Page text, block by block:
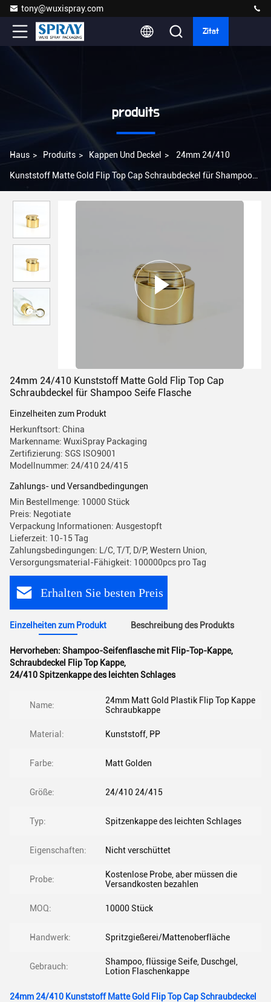
tony@wuxispray.com
Zitat
produits
Haus > Produits > Kappen Und Deckel > 24mm 24/410
Kunststoff Matte Gold Flip Top Cap Schraubdeckel für Shampoo
24mm 24/410 Kunststoff Matte Gold Flip Top Cap
Schraubdeckel für Shampoo Seife Flasche
Einzelheiten zum Produkt
Herkunftsort: China
Markenname: WuxiSpray Packaging
Zertifizierung: SGS ISO9001
Modellnummer: 24/410 24/415
Zahlungs- und Versandbedingungen
Min Bestellmenge: 10000 Stück
Preis: Negotiate
Verpackung Informationen: Ausgestopft
Lieferzeit: 10-15 Tag
Zahlungsbedingungen: L/C, T/T, D/P, Western Union,
Versorgungsmaterial-Fähigkeit: 100000pcs pro Tag
Erhalten Sie besten Preis
Einzelheiten zum Produkt Beschreibung des Produkts
Hervorheben: Shampoo-Seifenflasche mit Flip-Top-Kappe,
Schraubdeckel Flip Top Kappe,
24/410 Spitzenkappe des leichten Schlages
Name:
24mm Matt Gold Plastik Flip Top Kappe
Schraubkappe
Material: Kunststoff, PP
Farbe: Matt Golden
Größe: 24/410 24/415
Typ: Spitzenkappe des leichten Schlages
Eigenschaften: Nicht verschüttet
Probe:
Kostenlose Probe, aber müssen die
Versandkosten bezahlen
MOQ: 10000 Stück
Handwerk: Spritzgießerei/Mattenoberfläche
Gebrauch:
Shampoo, flüssige Seife, Duschgel,
Lotion Flaschenkappe
24mm 24/410 Kunststoff Matte Gold Flip Top Cap Schraubdeckel